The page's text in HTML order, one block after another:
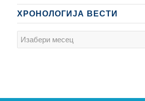
ХРОНОЛОГИЈА ВЕСТИ